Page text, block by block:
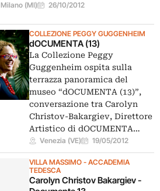
Milano (MI) 26/10/2012
COLLEZIONE PEGGY GUGGENHEIM
dOCUMENTA (13)
La Collezione Peggy
Guggenheim ospita sulla
terrazza panoramica del
museo “dOCUMENTA (13)”,
conversazione tra Carolyn
Christov-Bakargiev, Direttore
Artistico di dOCUMENTA…
Venezia (VE) 19/05/2012
VILLA MASSIMO - ACCADEMIA
TEDESCA
Carolyn Christov Bakargiev -